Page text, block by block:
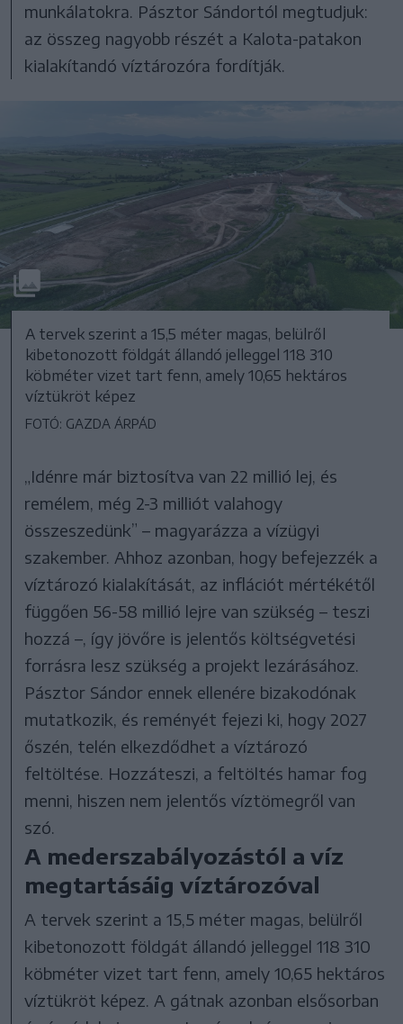
munkálatokra. Pásztor Sándortól megtudjuk:
az összeg nagyobb részét a Kalota-patakon
kialakítandó víztározóra fordítják.
A tervek szerint a 15,5 méter magas, belülről
kibetonozott földgát állandó jelleggel 118 310
köbméter vizet tart fenn, amely 10,65 hektáros
víztükröt képez
FOTÓ: GAZDA ÁRPÁD
„Idénre már biztosítva van 22 millió lej, és
remélem, még 2-3 milliót valahogy
összeszedünk” – magyarázza a vízügyi
szakember. Ahhoz azonban, hogy befejezzék a
víztározó kialakítását, az inflációt mértékétől
függően 56-58 millió lejre van szükség – teszi
hozzá –, így jövőre is jelentős költségvetési
forrásra lesz szükség a projekt lezárásához.
Pásztor Sándor ennek ellenére bizakodónak
mutatkozik, és reményét fejezi ki, hogy 2027
őszén, telén elkezdődhet a víztározó
feltöltése. Hozzáteszi, a feltöltés hamar fog
menni, hiszen nem jelentős víztömegről van
szó.
A mederszabályozástól a víz
megtartásáig víztározóval
A tervek szerint a 15,5 méter magas, belülről
kibetonozott földgát állandó jelleggel 118 310
köbméter vizet tart fenn, amely 10,65 hektáros
víztükröt képez. A gátnak azonban elsősorban